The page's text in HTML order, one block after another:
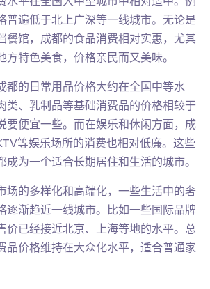
普遍低于北上广深等一线城市。无论是
餐馆，成都的食品消费相对实惠，尤其
特色美食，价格亲民而又美味。
都的日常用品价格大约在全国中等水
类、乳制品等基础消费品的价格相较于
要便宜一些。而在娱乐和休闲方面，成
等娱乐场所的消费也相对低廉。这些
成为一个适合长期居住和生活的城市。
场的多样化和高端化，一些生活中的奢
逐渐趋近一线城市。比如一些国际品牌
价已经接近北京、上海等地的水平。总
品价格维持在大众化水平，适合普通家